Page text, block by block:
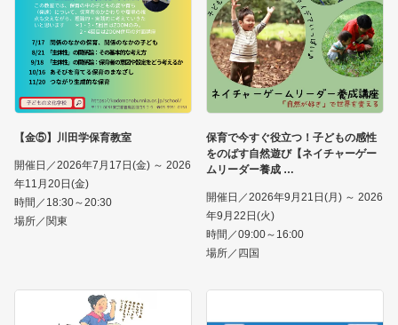
【金⑤】川田学保育教室
開催日／2026年7月17日(金) ～ 2026
年11月20日(金)
時間／18:30～20:30
場所／関東
保育で今すぐ役立つ！子どもの感性
をのばす自然遊び【ネイチャーゲー
ムリーダー養成
開催日／2026年9月21日(月) ～ 2026
年9月22日(火)
時間／09:00～16:00
場所／四国